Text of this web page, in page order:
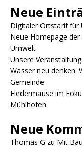
Neue
Digitaler Ortstarif für
Neue Homepage
Umwelt
Unsere
Wasser neu denken:
Gemeinde
Fledermäuse im
Mühlhofen
Neue
Thomas G zu Mit